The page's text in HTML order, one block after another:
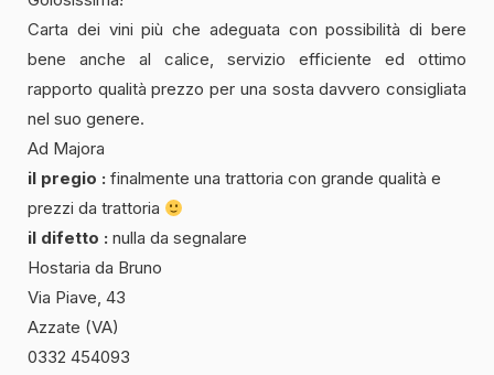
Carta dei vini più che adeguata con possibilità di bere
bene anche al calice, servizio efficiente ed ottimo
rapporto qualità prezzo per una sosta davvero consigliata
nel suo genere.
Ad Majora
il pregio : finalmente una trattoria con grande qualità e
prezzi da trattoria
il difetto : nulla da segnalare
Hostaria da Bruno
Via Piave, 43
Azzate (VA)
0332 454093